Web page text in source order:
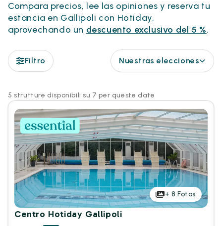
Compara precios, lee las opiniones y reserva tu
estancia en Gallipoli con Hotiday,
aprovechando un descuento exclusivo del 5 %.
Filtro Nuestras elecciones
5 strutture disponibili su 7 per queste date
+ 8 Fotos
Centro Hotiday Gallipoli